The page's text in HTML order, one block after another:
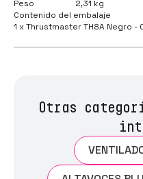
Peso
2,31 kg
Contenido del embalaje
1 x Thrustmaster TH8A Negro -
Otras